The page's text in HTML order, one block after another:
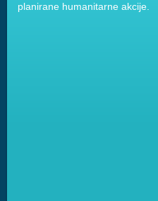
planirane humanitarne akcije.